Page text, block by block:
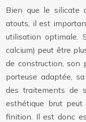
Bien que le silicate
atouts, il est
utilisation optimale.
calcium) peut être
de construction, son
porteuse adaptée,
des traitements de
esthétique brut
finition. Il est donc